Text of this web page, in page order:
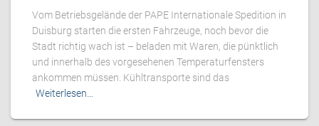
Vom Betriebsgelände der PAPE Internationale Spedition in
Duisburg starten die ersten Fahrzeuge, noch bevor die
Stadt richtig wach ist – beladen mit Waren, die pünktlich
und innerhalb des vorgesehenen Temperaturfensters
ankommen müssen. Kühltransporte sind das
Weiterlesen…